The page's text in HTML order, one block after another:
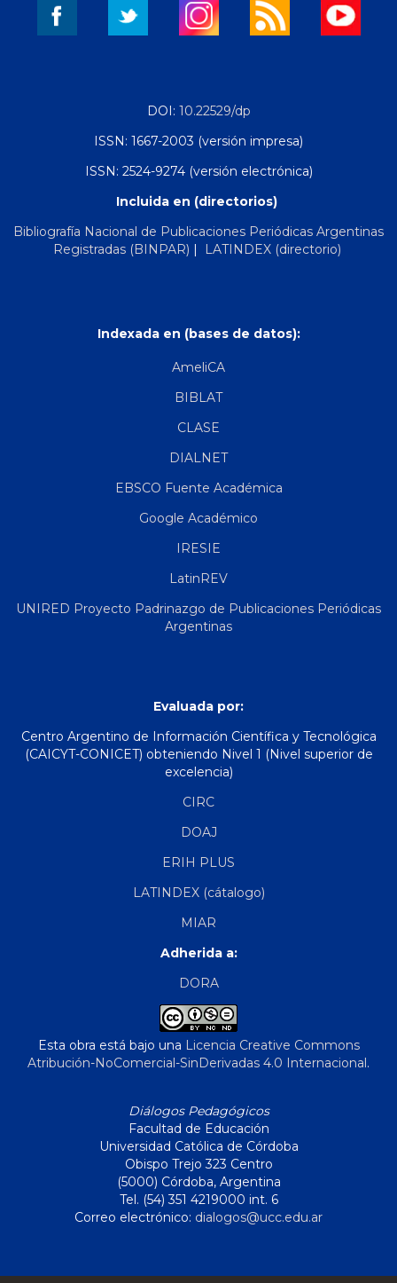
DOI: 10.22529/dp
ISSN: 1667-2003 (versión impresa)
ISSN: 2524-9274 (versión electrónica)
Incluida en (directorios)
Bibliografía Nacional de Publicaciones Periódicas Argentinas
Registradas (BINPAR) | LATINDEX (directorio)
Indexada en (bases de datos):
AmeliCA
BIBLAT
CLASE
DIALNET
EBSCO Fuente Académica
Google Académico
IRESIE
LatinREV
UNIRED Proyecto Padrinazgo de Publicaciones Periódicas
Argentinas
Evaluada por:
Centro Argentino de Información Científica y Tecnológica
(CAICYT-CONICET) obteniendo Nivel 1 (Nivel superior de
excelencia)
CIRC
DOAJ
ERIH PLUS
LATINDEX (cátalogo)
MIAR
Adherida a:
DORA
Esta obra está bajo una Licencia Creative Commons
Atribución-NoComercial-SinDerivadas 4.0 Internacional .
Diálogos Pedagógicos
Facultad de Educación
Universidad Católica de Córdoba
Obispo Trejo 323 Centro
(5000) Córdoba, Argentina
Tel. (54) 351 4219000 int. 6
Correo electrónico: dialogos@ucc.edu.ar